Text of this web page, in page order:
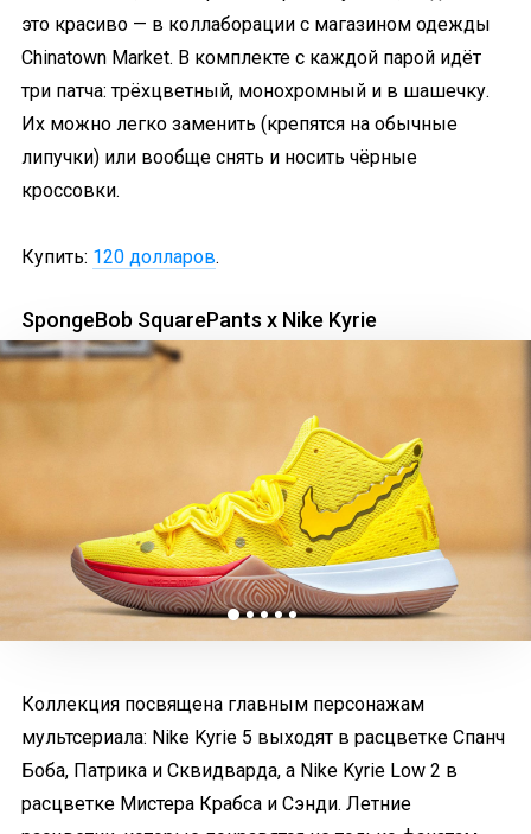
это красиво — в коллаборации с магазином одежды
Chinatown Market. В комплекте с каждой парой идёт
три патча: трёхцветный, монохромный и в шашечку.
Их можно легко заменить (крепятся на обычные
липучки) или вообще снять и носить чёрные
кроссовки.
Купить: 120 долларов.
SpongeBob SquarePants x Nike Kyrie
Коллекция посвящена главным персонажам
мультсериала: Nike Kyrie 5 выходят в расцветке Спанч
Боба, Патрика и Сквидварда, а Nike Kyrie Low 2 в
расцветке Мистера Крабса и Сэнди. Летние